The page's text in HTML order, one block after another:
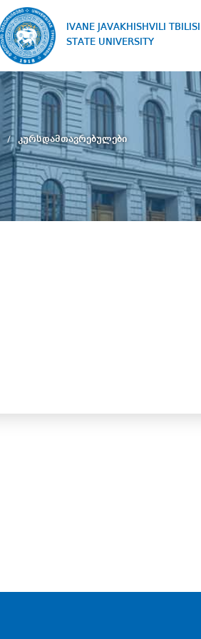
IVANE JAVAKHISHVILI TBILISI
STATE UNIVERSITY
კურსდამთავრებულები